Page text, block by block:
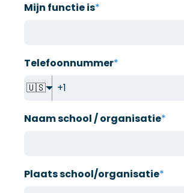
Mijn functie is*
Telefoonnummer*
🇺🇸
Naam school / organisatie*
Plaats school/organisatie*